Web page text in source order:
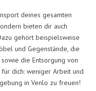
deines gesamten
bieten dir auch
gehört beispielsweise
und Gegenstände, die
die Entsorgung von
dich: weniger Arbeit und
in Venlo zu freuen!